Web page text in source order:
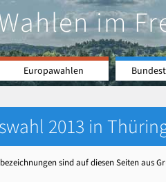
im
Europawahlen
2013 in
sind auf diesen Seiten aus